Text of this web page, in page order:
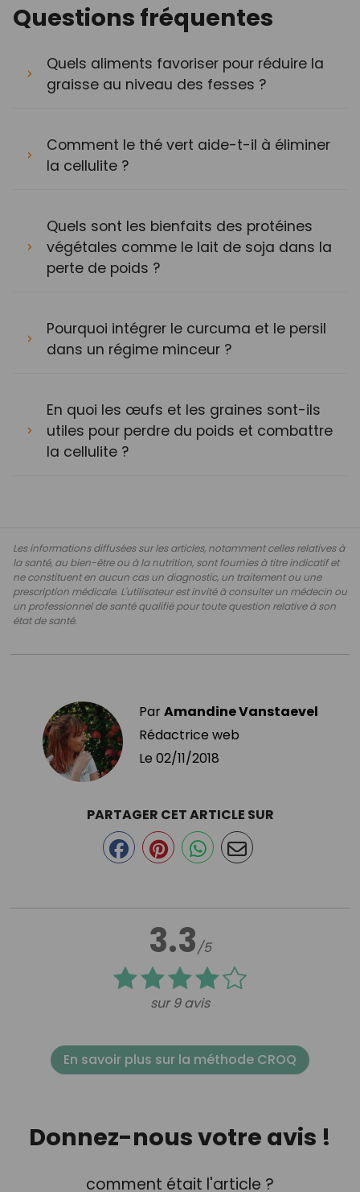
Questions fréquentes
Quels aliments favoriser pour réduire la
graisse au niveau des fesses ?
Comment le thé vert aide-t-il à éliminer
la cellulite ?
Quels sont les bienfaits des protéines
végétales comme le lait de soja dans la
perte de poids ?
Pourquoi intégrer le curcuma et le persil
dans un régime minceur ?
En quoi les œufs et les graines sont-ils
utiles pour perdre du poids et combattre
la cellulite ?
Les informations diffusées sur les articles, notamment celles relatives à
la santé, au bien-être ou à la nutrition, sont fournies à titre indicatif et
ne constituent en aucun cas un diagnostic, un traitement ou une
prescription médicale. L'utilisateur est invité à consulter un médecin ou
un professionnel de santé qualifié pour toute question relative à son
état de santé.
ParAmandine Vanstaevel
Rédactrice web
Le 02/11/2018
3.3/5
sur 9 avis
PARTAGER CET ARTICLE SUR
En savoir plus sur la méthode CROQ
Donnez-nous votre avis !
comment était l'article ?